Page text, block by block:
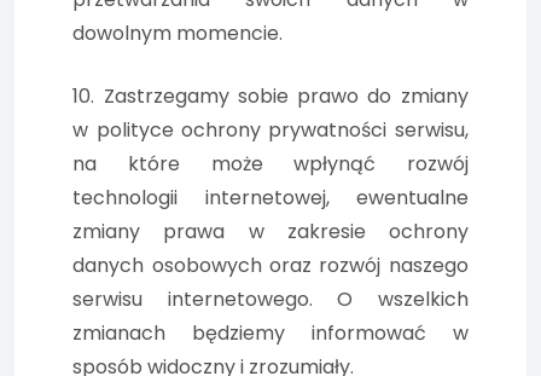
dowolnym momencie.
10. Zastrzegamy sobie prawo do zmiany
w polityce ochrony prywatności serwisu,
na które może wpłynąć rozwój
technologii internetowej, ewentualne
zmiany prawa w zakresie ochrony
danych osobowych oraz rozwój naszego
serwisu internetowego. O wszelkich
zmianach będziemy informować w
sposób widoczny i zrozumiały.